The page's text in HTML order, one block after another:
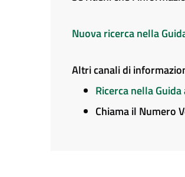
Nuova ricerca nella
Altri canali di
Ricerca nella
Chiama il Numero